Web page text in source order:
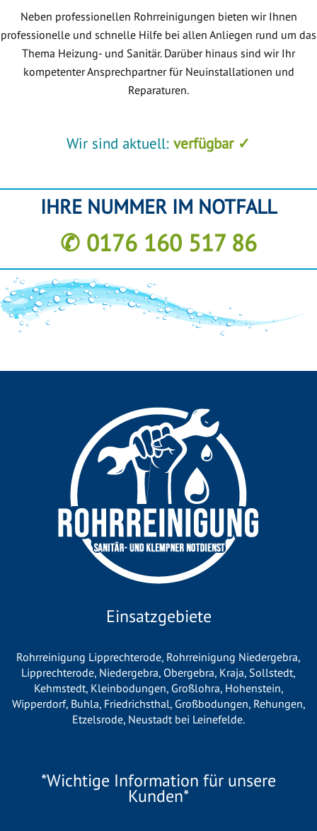
Neben professionellen Rohrreinigungen bieten wir Ihnen
professionelle und schnelle Hilfe bei allen Anliegen rund um das
Thema Heizung- und Sanitär. Darüber hinaus sind wir Ihr
kompetenter Ansprechpartner für Neuinstallationen und
Reparaturen.
Wir sind aktuell: verfügbar ✓
IHRE NUMMER IM NOTFALL
✆ 0176 160 517 86
Einsatzgebiete
Rohrreinigung Lipprechterode, Rohrreinigung Niedergebra,
Lipprechterode, Niedergebra, Obergebra, Kraja, Sollstedt,
Kehmstedt, Kleinbodungen, Großlohra, Hohenstein,
Wipperdorf, Buhla, Friedrichsthal, Großbodungen, Rehungen,
Etzelsrode, Neustadt bei Leinefelde.
*Wichtige Information für unsere
Kunden*